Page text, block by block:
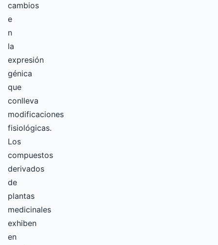
cambios
e
n
la
expresión
génica
que
conlleva
modificaciones
fisiológicas.
Los
compuestos
derivados
de
plantas
medicinales
exhiben
en